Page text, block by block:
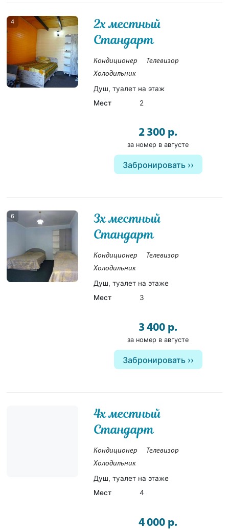
4
2х местный
Стандарт
Кондиционер
Телевизор
Холодильник
Душ, туалет на этаж
Мест
2
2 300 р.
за номер в августе
Забронировать
6
3х местный
Стандарт
Кондиционер
Телевизор
Холодильник
Душ, туалет на этаже
Мест
3
3 400 р.
за номер в августе
Забронировать
4х местный
Стандарт
Кондиционер
Телевизор
Холодильник
Душ, туалет на этаже
Мест
4
4 000 р.